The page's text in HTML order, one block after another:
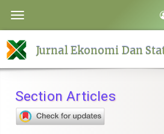
to
page
content
Navigation
Main
Toggle
Jurnal Ekonomi Dan
Section Articles